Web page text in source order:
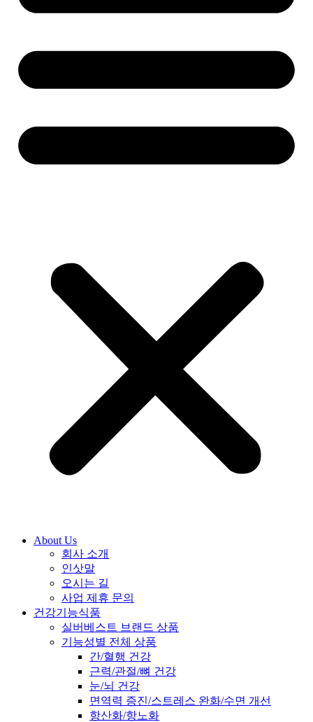
About Us
회사 소개
인삿말
오시는 길
사업 제휴 문의
건강기능식품
실버베스트 브랜드 상품
기능성별 전체 상품
간/혈행 건강
근력/관절/뼈 건강
눈/뇌 건강
면역력 증진/스트레스 완화/수면 개선
항산화/항노화